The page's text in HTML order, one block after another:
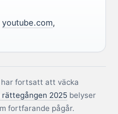
youtube.com,
fortsatt att väcka
rättegången 2025 belyser
fortfarande pågår.